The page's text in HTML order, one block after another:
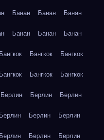
Банан Банан Банан
Банан Банан Банан
Бангкок Бангкок Бангкок
Бангкок Бангкок Бангкок
Берлин Берлин Берлин
Берлин Берлин Берлин
Берлин Берлин Берлин